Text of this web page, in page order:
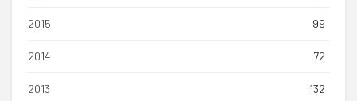
2015 99
2014 72
2013 132